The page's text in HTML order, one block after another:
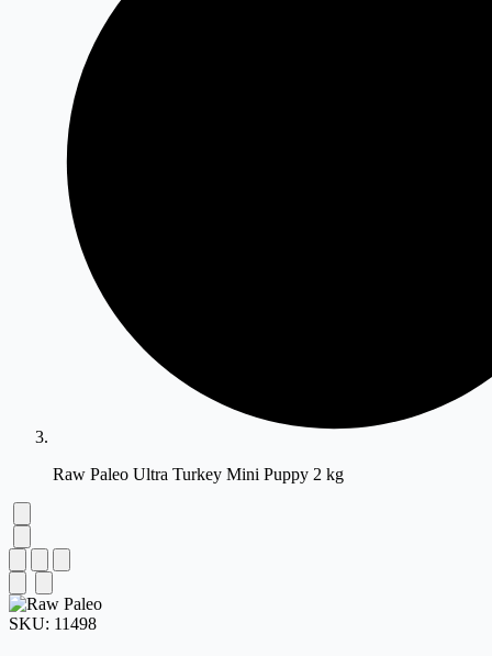
Raw Paleo Ultra Turkey Mini Puppy 2 kg
SKU: 11498